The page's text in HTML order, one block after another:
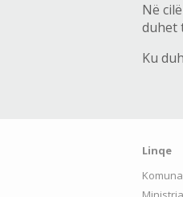
Në
duhet
Ku
Linqe